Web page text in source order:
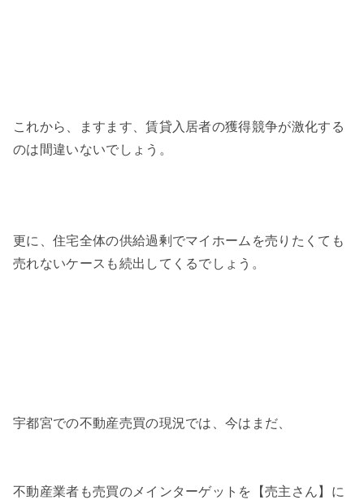
これから、ますます、賃貸入居者の獲得競争が激化する
のは間違いないでしょう。
更に、住宅全体の供給過剰でマイホームを売りたくても
売れないケースも続出してくるでしょう。
宇都宮での不動産売買の現況では、今はまだ、
不動産業者も売買のメインターゲットを【売主さん】に